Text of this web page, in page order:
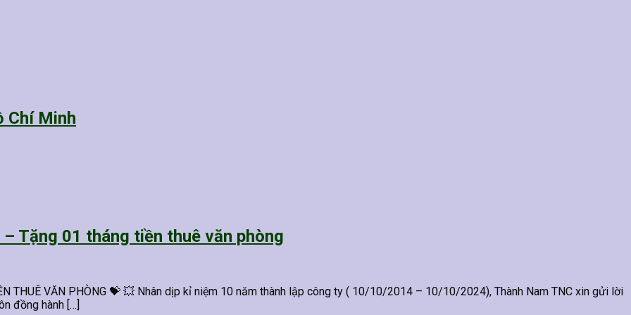
Chí Minh
Tặng 01 tháng tiền thuê văn phòng
THUÊ VĂN PHÒNG 💝 💥 Nhân dịp kỉ niệm 10 năm thành lập công ty ( 10/10/2014 – 10/10/2024), Thành Nam TNC xin gửi lời
đồng hành […]